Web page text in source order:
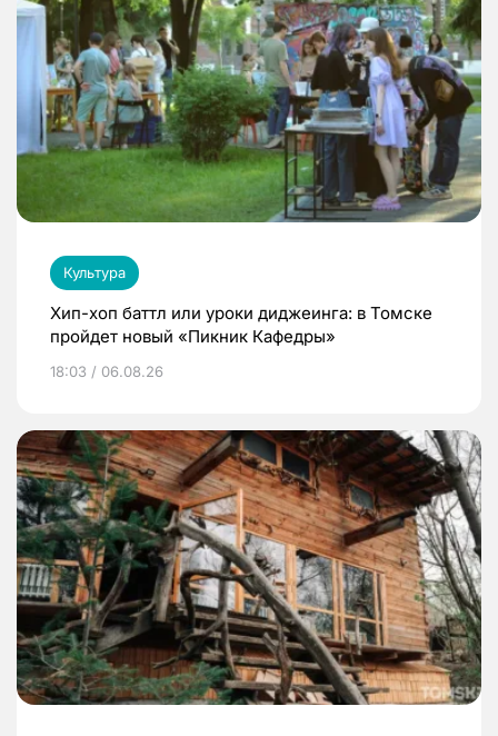
Культура
Хип-хоп баттл или уроки диджеинга: в Томске
пройдет новый «Пикник Кафедры»
18:03 / 06.08.26